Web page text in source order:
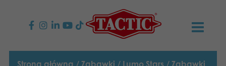
PRODUKTY
Strona główna / Zabawki / Lumo Stars / Zabawki